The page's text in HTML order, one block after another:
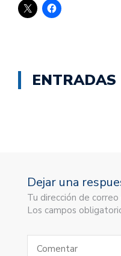
Dejar una
Tu dirección de
Los campos